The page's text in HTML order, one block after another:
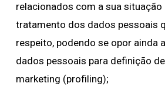
relacionados com a sua situação
tratamento dos dados pessoais
respeito, podendo se opor ainda
dados pessoais para definição
marketing (profiling);